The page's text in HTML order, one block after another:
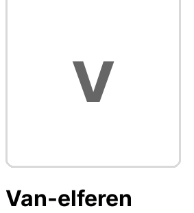
Van-elferen